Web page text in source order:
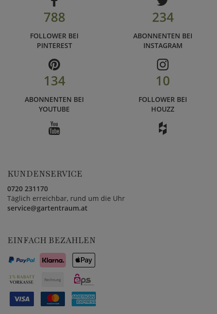
788
FOLLOWER BEI
PINTEREST
234
ABONNENTEN BEI
INSTAGRAM
134
ABONNENTEN BEI
YOUTUBE
10
FOLLOWER BEI
HOUZZ
KUNDENSERVICE
0720 231170
Täglich erreichbar, rund um die Uhr
service@gartentraum.at
EINFACH BEZAHLEN